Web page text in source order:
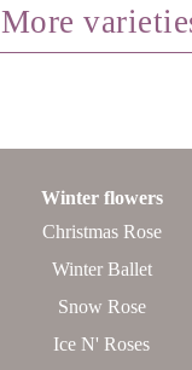
More
Winter flowers
Christmas Rose
Winter Ballet
Snow Rose
Ice N' Roses